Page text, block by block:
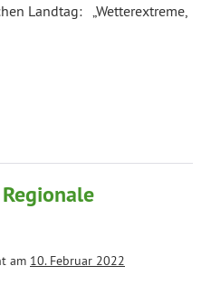
Landtag: „Wetterextreme,
am 10. Februar 2022